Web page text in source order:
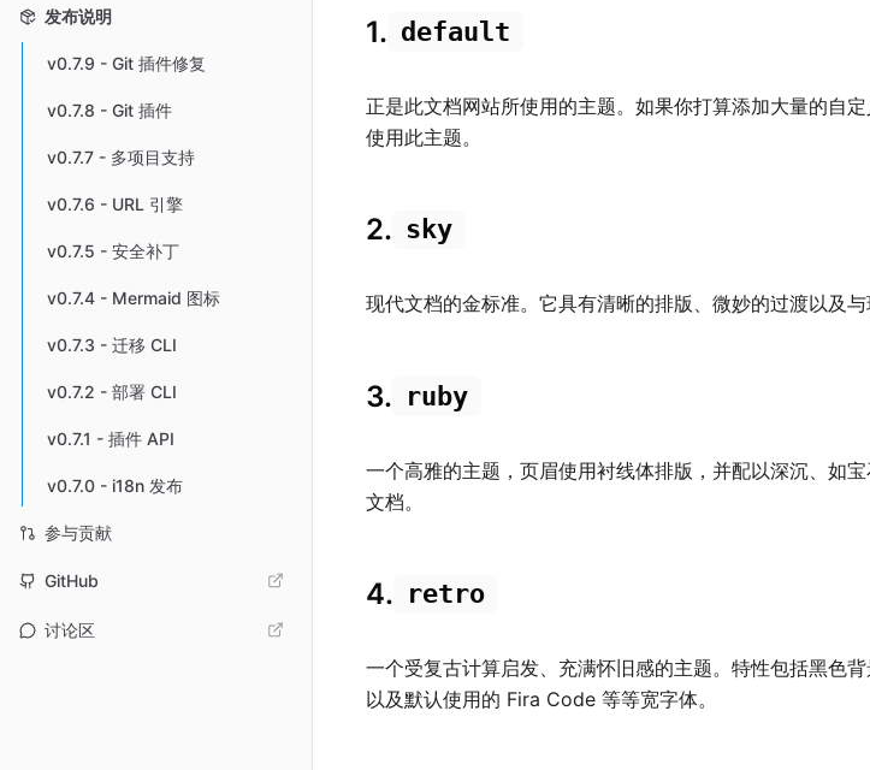
发布说明
v0.7.9 - Git 插件修复
v0.7.8 - Git 插件
v0.7.7 - 多项目支持
v0.7.6 - URL 引擎
v0.7.5 - 安全补丁
v0.7.4 - Mermaid 图标
v0.7.3 - 迁移 CLI
v0.7.2 - 部署 CLI
v0.7.1 - 插件 API
v0.7.0 - i18n 发布
参与贡献
GitHub
讨论区
1. default
正是此文档网站所使用的主题。如果你打算添加大量的自
使用此主题。
2. sky
现代文档的金标准。它具有清晰的排版、微妙的过渡以及
3. ruby
一个高雅的主题，页眉使用衬线体排版，并配以深沉、如
文档。
4. retro
一个受复古计算启发、充满怀旧感的主题。特性包括黑色
以及默认使用的 Fira Code 等等宽字体。